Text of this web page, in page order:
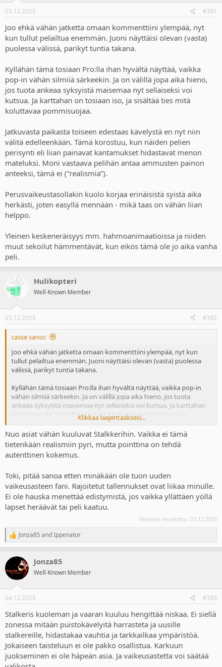
03.12.2025 #391
Joo ehkä vähän jatketta omaan kommenttiini ylempää, nyt
kun tullut pelailtua enemmän. Juoni näyttäisi olevan (vasta)
puolessa välissä, parikyt tuntia takana.
Kyllähän tämä tosiaan Pro:lla ihan hyvältä näyttää, vaikka
pop-in vähän silmiiä särkeekin. Ja on välillä jopa aika hieno,
jos tuota ankeaa syksyistä maisemaa nyt sellaiseksi voi
kutsua. Ja karttahan on tosiaan iso, ja sisältää ties mitä
koluttavaa pommisuojaa.
Jatkuvasta paikasta toiseen edestaas kävelystä en nyt niin
välitä edelleenkään. Tämä korostuu, kun näiden pelien
perisynti eli liian painavat kantamukset hidastavat menon
mateluksi. Moni vastaava pelihän antaa ammusten painon
anteeksi, tämä ei (”realismia”).
Perusvaikeustasollakin kuolo korjaa erinäisistä syistä aika
herkästi, joten easyllä mennään - mikä taas on vähän liian
helppo.
Yleinen keskeneräisyys mm. hahmoanimaatioissa ja niiden
muut sekoilut hämmentävät, kun eikös tämä ole jo aika vanha
peli.
Hulikopteri
Well-Known Member
03.12.2025 #392
casse sanoi:
Joo ehkä vähän jatketta omaan kommenttiini ylempää, nyt kun
tullut pelailtua enemmän. Juoni näyttäisi olevan (vasta) puolessa
välissä, parikyt tuntia takana.
Kyllähän tämä tosiaan Pro:lla ihan hyvältä näyttää, vaikka pop-in
vähän silmiiä särkeekin. Ja on välillä jopa aika hieno, jos tuota
ankeaa syksyistä maisemaa nyt sellaiseksi voi kutsua. Ja karttahan
on tosiaan iso, ja sisältää ties mitä koluttavaa pommisuojaa.
Jatkuvasta paikasta toiseen edestaas kävelystä en nyt niin välitä
edelleenkään. Tämä korostuu, kun näiden pelien perisynti eli liian
painavat kantamukset hidastavat menon mateluksi. Moni vastaava
pelihän antaa ammusten painon anteeksi, tämä ei (”realismia”).
Perusvaikeustasollakin kuolo korjaa erinäisistä syistä aika herkästi,
joten easyllä mennään - mikä taas on vähän liian helppo.
Yleinen keskeneräisyys mm. hahmoanimaatioissa ja niiden muut
sekoilut hämmentävät, kun eikös tämä ole jo aika vanha peli.
Klikkaa laajentaaksesi...
Nuo asiat vähän kuuluvat Stalkkerihin. Vaikka ei tämä
tietenkään realismiin pyri, mutta pointtina on tehdä
autenttinen kokemus.
Toki, pitää sanoa etten minäkään ole tuon uuden
vaikeusasteen fani. Rajoitetut tallennukset ovat liikaa minulle.
Ei ole hauska menettää edistymistä, jos vaikka yllättäen yöllä
lapset heräävät tai peli kaatuu.
Viimeksi muokattu: 03.12.2025
R
e
c
t
i
s
Jonza85 andIppenator
Jonza85
Well-Known Member
04.12.2025 #393
Stalkeris kuoleman ja vaaran kuuluu hengittää niskaa. Ei siellä
zonessa mitään puistokävelyitä harrasteta ja uusille
stalkereille, hidastakaa vauhtia ja tarkkailkaa ympäristöä.
Jokaiseen taisteluun ei ole pakko osallistua. Karkuun
juokseminen ei ole häpeän asia. Ja vaikeusastetta voi säätää